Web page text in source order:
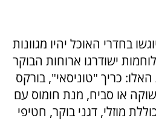
בחדרי האוכל יהיו מגוונות
ישודרגו ארוחות הבוקר
כריך "טוניסאי", בורקס
או סביח, מנת חומוס עם
מוזלי, דגני בוקר, חטיפי